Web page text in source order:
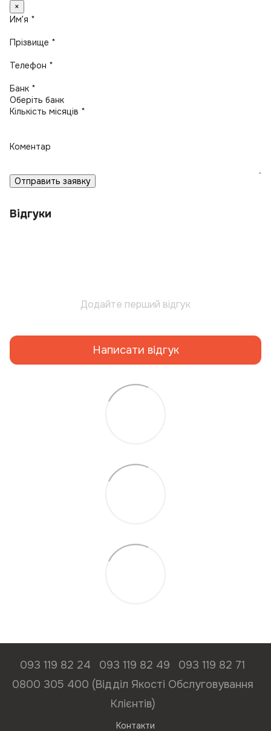
×
Имʼя *
Прізвище *
Телефон *
Банк *
Кількість місяців *
Коментар
Отправить заявку
Відгуки
Додайте перший відгук
Написати відгук
093 119 82 24 093 119 82 49
093 119 82 71
0800 305 400 (Відділ Якості Обслуговування
Клієнтів)
Контакти